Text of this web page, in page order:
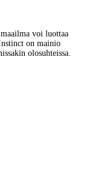
voi luottaa
on mainio
olosuhteissa.